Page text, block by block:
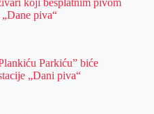
koji besplatnim pivom
piva“
Parkiću” biće
„Dani piva“